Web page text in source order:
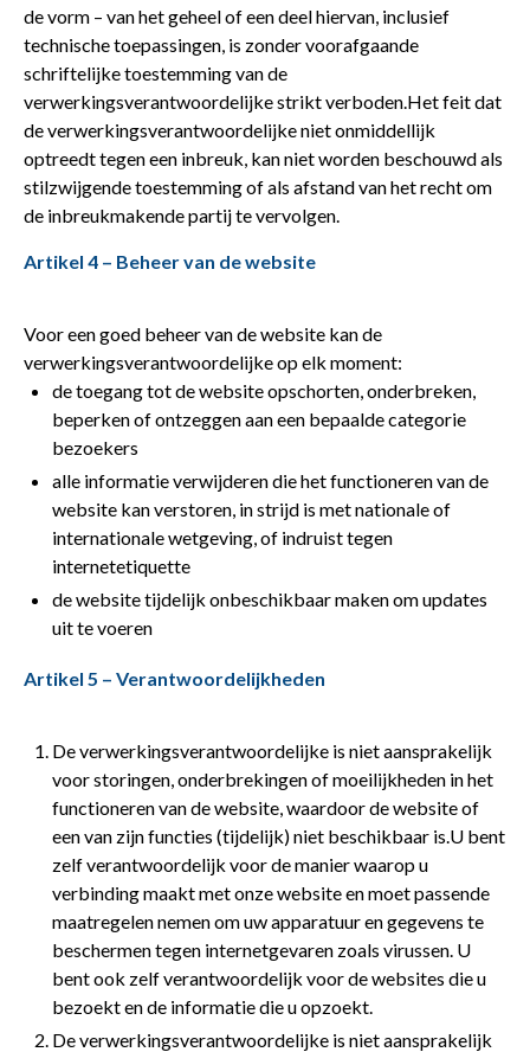
de vorm – van het geheel of een deel hiervan, inclusief
technische toepassingen, is zonder voorafgaande
schriftelijke toestemming van de
verwerkingsverantwoordelijke strikt verboden.Het feit dat
de verwerkingsverantwoordelijke niet onmiddellijk
optreedt tegen een inbreuk, kan niet worden beschouwd als
stilzwijgende toestemming of als afstand van het recht om
de inbreukmakende partij te vervolgen.
Artikel 4 – Beheer van de website
Voor een goed beheer van de website kan de
verwerkingsverantwoordelijke op elk moment:
de toegang tot de website opschorten, onderbreken,
beperken of ontzeggen aan een bepaalde categorie
bezoekers
alle informatie verwijderen die het functioneren van de
website kan verstoren, in strijd is met nationale of
internationale wetgeving, of indruist tegen
internetetiquette
de website tijdelijk onbeschikbaar maken om updates
uit te voeren
Artikel 5 – Verantwoordelijkheden
De verwerkingsverantwoordelijke is niet aansprakelijk
voor storingen, onderbrekingen of moeilijkheden in het
functioneren van de website, waardoor de website of
een van zijn functies (tijdelijk) niet beschikbaar is.U bent
zelf verantwoordelijk voor de manier waarop u
verbinding maakt met onze website en moet passende
maatregelen nemen om uw apparatuur en gegevens te
beschermen tegen internetgevaren zoals virussen. U
bent ook zelf verantwoordelijk voor de websites die u
bezoekt en de informatie die u opzoekt.
De verwerkingsverantwoordelijke is niet aansprakelijk